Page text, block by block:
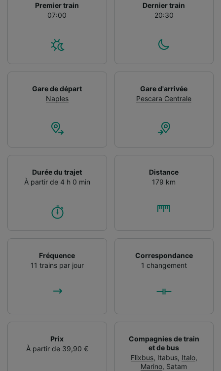
Premier train
07:00
Dernier train
20:30
Gare de départ
Naples
Gare d'arrivée
Pescara Centrale
Durée du trajet
À partir de 4 h 0 min
Distance
179 km
Fréquence
11 trains par jour
Correspondance
1 changement
Prix
À partir de 39,90 €
Compagnies de train
et de bus
Flixbus, Itabus, Italo,
Marino, Satam